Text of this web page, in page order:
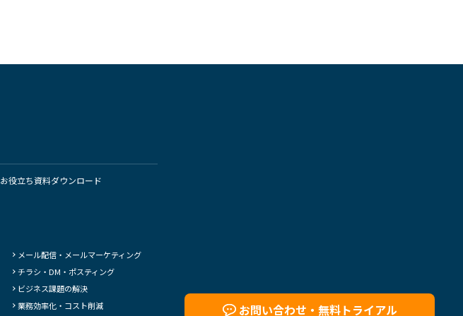
お役立ち資料ダウンロード
メール配信・ メールマーケティング
チラシ・DM・ ポスティング
ビジネス課題の解決
業務効率化・コスト削減
お問い合わせ・無料トライアル